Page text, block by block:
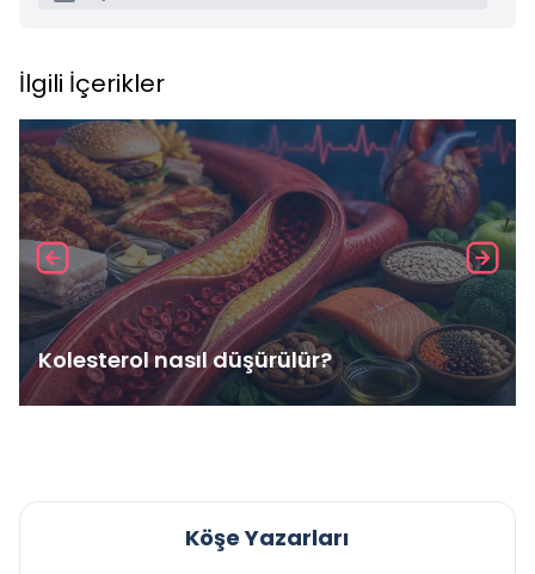
İlgili İçerikler
Kolesterol nasıl düşürülür?
Köşe Yazarları